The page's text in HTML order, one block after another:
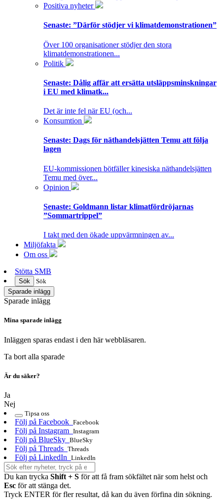
Positiva nyheter
Senaste: ”Därför stödjer vi klimatdemonstrationen”
Över 100 organisationer stödjer den stora
klimatdemonstrationen...
Politik
Senaste: Dålig affär att ersätta utsläppsminskningar
i EU med klimatk...
Det är inte fel när EU (och...
Konsumtion
Senaste: Dags för näthandelsjätten Temu att följa
lagen
EU-kommissionen bötfäller kinesiska näthandelsjätten
Temu med över...
Opinion
Senaste: Goldmann listar klimatfördröjarnas
”Sommartrippel”
I takt med den ökade uppvärmningen av...
Miljöfakta
Om oss
Stötta SMB
Sök
Sök
Sparade inlägg
Sparade inlägg
Mina sparade inlägg
Inläggen sparas endast i den här webbläsaren.
Ta bort alla sparade
Är du säker?
Ja
Nej
Tipsa oss
Följ på Facebook Facebook
Följ på Instagram Instagram
Följ på BlueSky BlueSky
Följ på Threads Threads
Följ på LinkedIn LinkedIn
Du kan trycka Shift + S för att få fram sökfältet när som helst och
Esc för att stänga det.
Tryck ENTER för fler resultat, då kan du även förfina din sökning.